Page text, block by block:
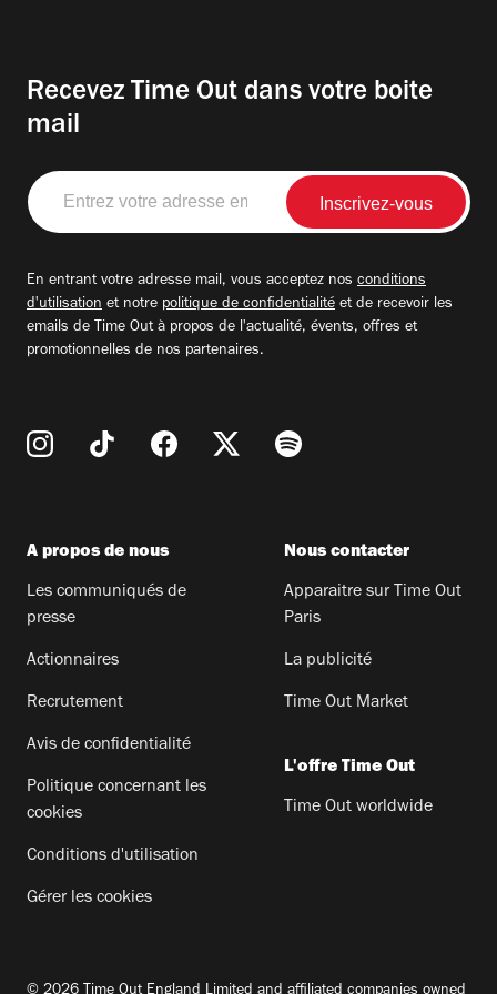
Recevez Time Out dans votre boite
mail
Entrez
votre
adresse
En entrant votre adresse mail, vous acceptez nos conditions
d'utilisation et notre politique de confidentialité et de recevoir les
emails de Time Out à propos de l'actualité, évents, offres et
promotionnelles de nos partenaires.
A propos de nous
Les communiqués de
presse
Actionnaires
Recrutement
Avis de confidentialité
Politique concernant les
cookies
Conditions d'utilisation
Gérer les cookies
Nous contacter
Apparaitre sur Time Out
Paris
La publicité
Time Out Market
L'offre Time Out
Time Out worldwide